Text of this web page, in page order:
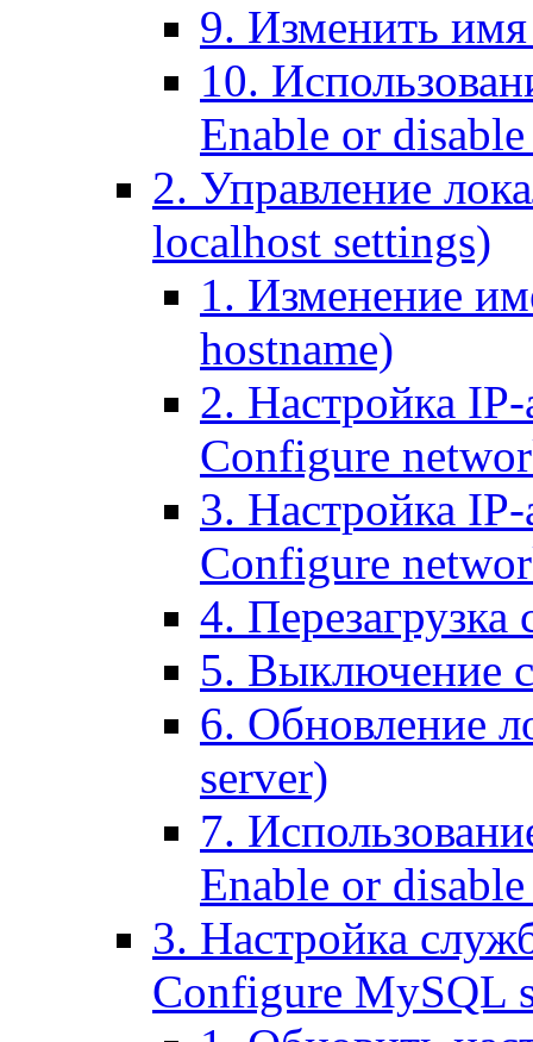
9. Изменить имя
10.
Enable or
2. Управление
localhost settings)
1. Изменение
hostname)
2. Настройка IP-
Configure
3. Настройка
Configure
4. Перезагрузка
5. Выключение
6. Обновление
server)
7.
Enable or
3. Настройка
Configure MySQL